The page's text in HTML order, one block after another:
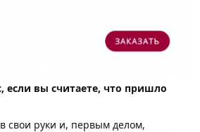
если вы считаете, что пришло
свои руки и, первым делом,